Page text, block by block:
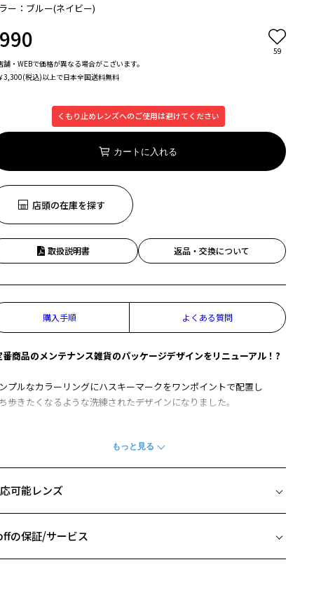
ー：ブルー(ネイビー)
990 59
・WEBで価格が異なる場合がこざいます。
税込)以上で日本全国送料無料
くもり止めレンズへのご使用は避けてください
カートに入れる
店頭の在庫を探す
取扱説明書 返品・交換について
購入手順 よくある質問
番商品のメンテナンス雑貨のパッケージデザインをリニューアル！?
プルなカラーリングにハスキーマークをワンポイントで配置し
歩きたくなるような洗練されたデザインになりました。
もり止め(防曇)レンズへのご使用は避けてください。
：Zoff除菌レンズクリーナー
：シリコーン、界面活性剤
量：50ml
量の目安：4～8ショット(メガネ1本分)
可能レンズ
フレームとレンズの合計料金を知りたい方へ
の保証/サービス